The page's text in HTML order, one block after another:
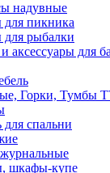
надувные
для пикника
для рыбалки
аксессуары для
Горки, Тумбы
спальни
шкафы-купе